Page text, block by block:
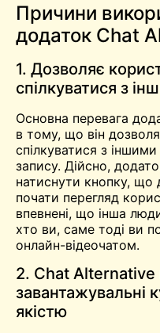
Причини
додаток Chat
1. Дозволяє
спілкуватися з
Основна перевага
в тому, що він
спілкуватися з
запису. Дійсно,
натиснути кнопку, що
почати перегляд
впевнені, що інша
хто ви, саме тоді ви
онлайн-відеочатом.
2. Chat
завантажувальні
якістю